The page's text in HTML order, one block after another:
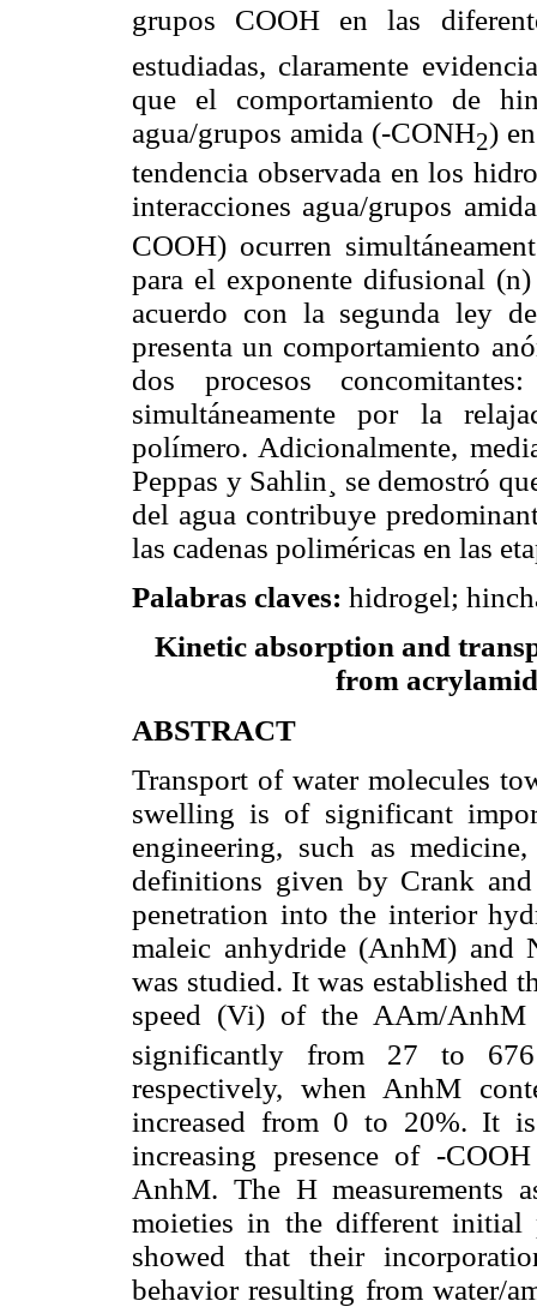
grupos COOH en las
estudiadas, claramente
que el comportamiento de
agua/grupos amida (-CONH2)
tendencia observada en los
interacciones agua/grupos
COOH) ocurren
para el exponente difusional
acuerdo con la segunda ley
presenta un comportamiento
dos procesos
simultáneamente por la
polímero. Adicionalmente,
Peppas y Sahlin¸ se demostró
del agua contribuye
las cadenas poliméricas en las
Palabras claves: hidrogel;
Kinetic absorption and
from
ABSTRACT
Transport of water molecules
swelling is of significant
engineering, such as
definitions given by Crank
penetration into the interior
maleic anhydride (AnhM) and
was studied. It was established
speed (Vi) of the AAm/
significantly from 27 to
respectively, when AnhM
increased from 0 to 20%. It
increasing presence of -
AnhM. The H
moieties in the different initial
showed that their
behavior resulting from water/